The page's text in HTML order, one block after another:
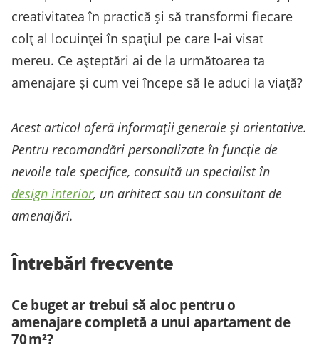
creativitatea în practică și să transformi fiecare
colț al locuinței în spațiul pe care l‑ai visat
mereu. Ce așteptări ai de la următoarea ta
amenajare și cum vei începe să le aduci la viață?
Acest articol oferă informații generale și orientative.
Pentru recomandări personalizate în funcție de
nevoile tale specifice, consultă un specialist în
design interior, un arhitect sau un consultant de
amenajări.
Întrebări frecvente
Ce buget ar trebui să aloc pentru o
amenajare completă a unui apartament de
70 m²?